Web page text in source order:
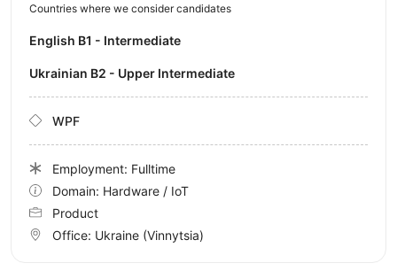
Countries where we consider candidates
English B1 - Intermediate
Ukrainian B2 - Upper Intermediate
WPF
Employment: Fulltime
Domain: Hardware / IoT
Product
Office: Ukraine (Vinnytsia)